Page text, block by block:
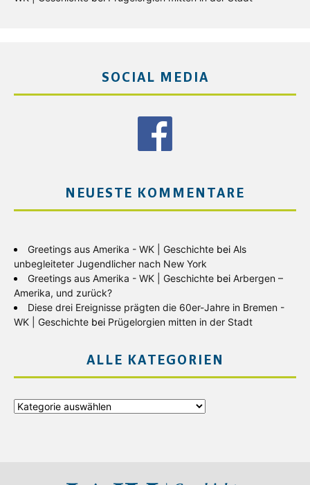
SOCIAL MEDIA
NEUESTE KOMMENTARE
Greetings aus Amerika - WK | Geschichte bei Als
unbegleiteter Jugendlicher nach New York
Greetings aus Amerika - WK | Geschichte bei Arbergen –
Amerika, und zurück?
Diese drei Ereignisse prägten die 60er-Jahre in Bremen -
WK | Geschichte bei Prügelorgien mitten in der Stadt
ALLE KATEGORIEN
Alle